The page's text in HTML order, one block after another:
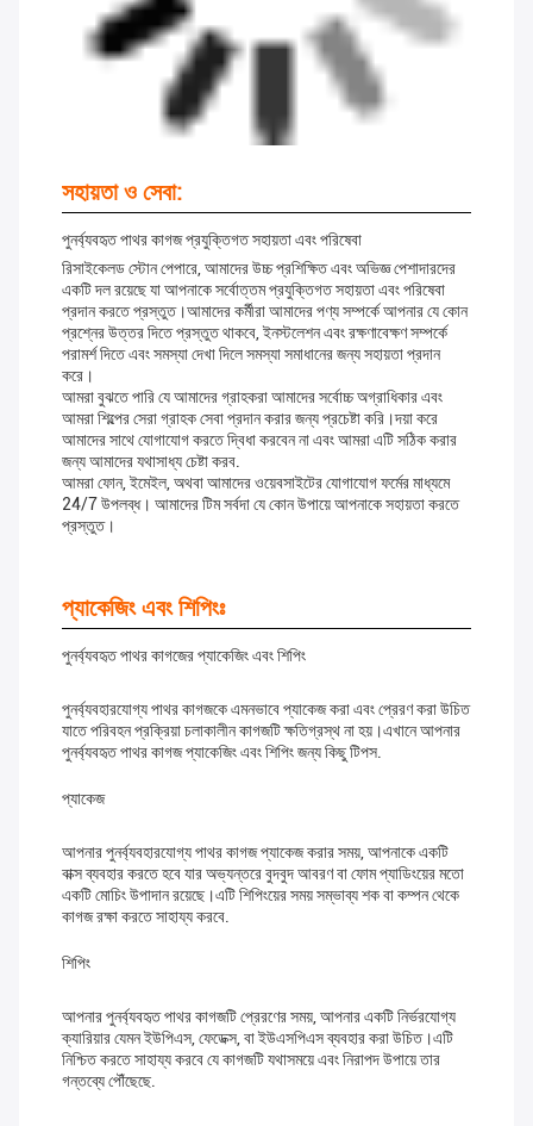
সহায়তা ও সেবা:
পুনর্ব্যবহৃত পাথর কাগজ প্রযুক্তিগত সহায়তা এবং পরিষেবা
রিসাইকেলড স্টোন পেপারে, আমাদের উচ্চ প্রশিক্ষিত এবং অভিজ্ঞ পেশাদারদের
একটি দল রয়েছে যা আপনাকে সর্বোত্তম প্রযুক্তিগত সহায়তা এবং পরিষেবা
প্রদান করতে প্রস্তুত।আমাদের কর্মীরা আমাদের পণ্য সম্পর্কে আপনার যে কোন
প্রশ্নের উত্তর দিতে প্রস্তুত থাকবে, ইনস্টলেশন এবং রক্ষণাবেক্ষণ সম্পর্কে
পরামর্শ দিতে এবং সমস্যা দেখা দিলে সমস্যা সমাধানের জন্য সহায়তা প্রদান
করে।
আমরা বুঝতে পারি যে আমাদের গ্রাহকরা আমাদের সর্বোচ্চ অগ্রাধিকার এবং
আমরা শিল্পের সেরা গ্রাহক সেবা প্রদান করার জন্য প্রচেষ্টা করি।দয়া করে
আমাদের সাথে যোগাযোগ করতে দ্বিধা করবেন না এবং আমরা এটি সঠিক করার
জন্য আমাদের যথাসাধ্য চেষ্টা করব.
আমরা ফোন, ইমেইল, অথবা আমাদের ওয়েবসাইটের যোগাযোগ ফর্মের মাধ্যমে
24/7 উপলব্ধ। আমাদের টিম সর্বদা যে কোন উপায়ে আপনাকে সহায়তা করতে
প্রস্তুত।
প্যাকেজিং এবং শিপিংঃ
পুনর্ব্যবহৃত পাথর কাগজের প্যাকেজিং এবং শিপিং
পুনর্ব্যবহারযোগ্য পাথর কাগজকে এমনভাবে প্যাকেজ করা এবং প্রেরণ করা উচিত
যাতে পরিবহন প্রক্রিয়া চলাকালীন কাগজটি ক্ষতিগ্রস্থ না হয়।এখানে আপনার
পুনর্ব্যবহৃত পাথর কাগজ প্যাকেজিং এবং শিপিং জন্য কিছু টিপস.
প্যাকেজ
আপনার পুনর্ব্যবহারযোগ্য পাথর কাগজ প্যাকেজ করার সময়, আপনাকে একটি
বাক্স ব্যবহার করতে হবে যার অভ্যন্তরে বুদবুদ আবরণ বা ফোম প্যাডিংয়ের মতো
একটি মোচিং উপাদান রয়েছে।এটি শিপিংয়ের সময় সম্ভাব্য শক বা কম্পন থেকে
কাগজ রক্ষা করতে সাহায্য করবে.
শিপিং
আপনার পুনর্ব্যবহৃত পাথর কাগজটি প্রেরণের সময়, আপনার একটি নির্ভরযোগ্য
ক্যারিয়ার যেমন ইউপিএস, ফেডেক্স, বা ইউএসপিএস ব্যবহার করা উচিত।এটি
নিশ্চিত করতে সাহায্য করবে যে কাগজটি যথাসময়ে এবং নিরাপদ উপায়ে তার
গন্তব্যে পৌঁছেছে.